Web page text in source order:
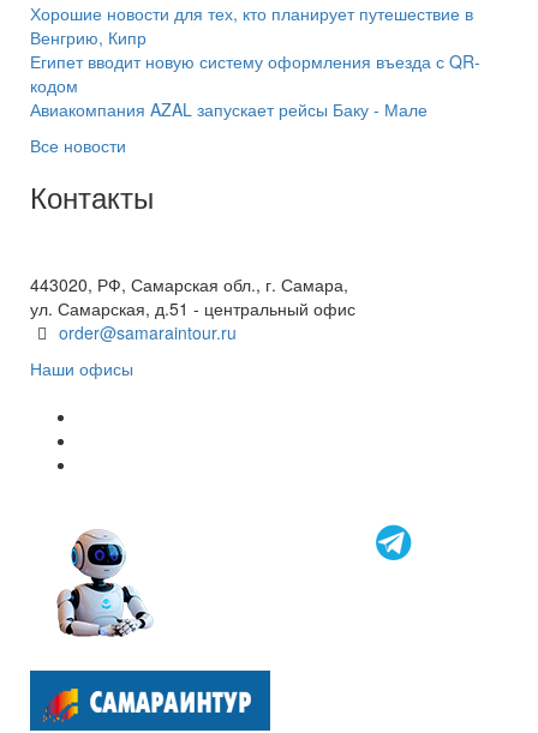
Хорошие новости для тех, кто планирует путешествие в
Венгрию, Кипр
Египет вводит новую систему оформления въезда с QR-
кодом
Авиакомпания AZAL запускает рейсы Баку - Мале
Все новости
Контакты
443020, РФ, Самарская обл., г. Самара,
ул. Самарская, д.51 - центральный офис
order@samaraintour.ru
Наши офисы